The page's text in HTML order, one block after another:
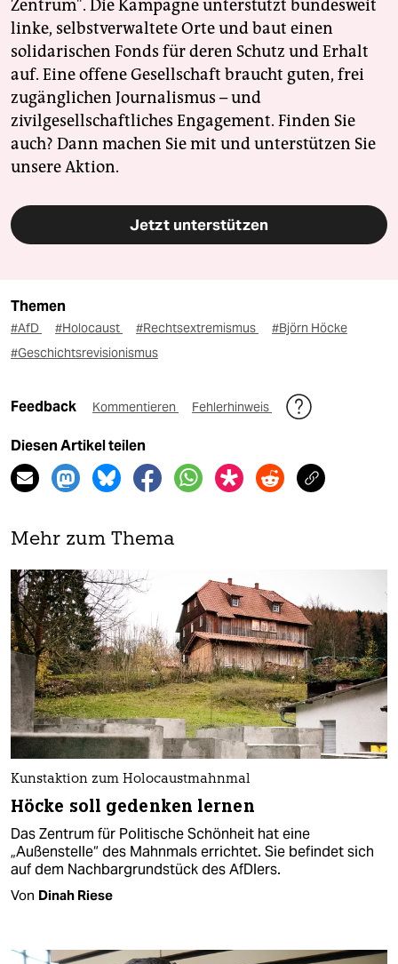
Zentrum". Die Kampagne unterstützt bundesweit
linke, selbstverwaltete Orte und baut einen
solidarischen Fonds für deren Schutz und Erhalt
auf. Eine offene Gesellschaft braucht guten, frei
zugänglichen Journalismus – und
zivilgesellschaftliches Engagement. Finden Sie
auch? Dann machen Sie mit und unterstützen Sie
unsere Aktion.
Jetzt unterstützen
Themen
#AfD #Holocaust #Rechtsextremismus
#Björn Höcke
#Geschichtsrevisionismus
Feedback Kommentieren Fehlerhinweis
Diesen Artikel teilen
Mehr zum Thema
Kunstaktion zum Holocaustmahnmal
Höcke soll gedenken lernen
Das Zentrum für Politische Schönheit hat eine
„Außenstelle“ des Mahnmals errichtet. Sie befindet sich
auf dem Nachbargrundstück des AfDlers.
Von Dinah Riese